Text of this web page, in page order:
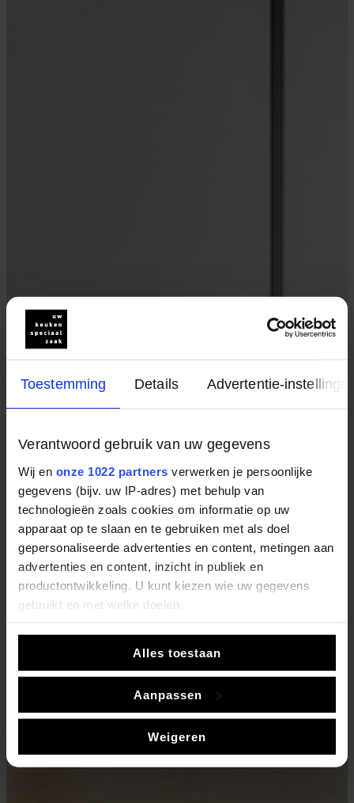
Toestemming Details Advertentie-
Verantwoord gebruik van uw gegevens
Wij en onze 1022 partners verwerken je persoonlijke
gegevens (bijv. uw IP-adres) met behulp van
technologieën zoals cookies om informatie op uw
apparaat op te slaan en te gebruiken met als doel
gepersonaliseerde advertenties en content, metingen aan
advertenties en content, inzicht in publiek en
productontwikkeling. U kunt kiezen wie uw gegevens
gebruikt en met welke doelen.
Uw apparaat identificeren door het actief te scannen
op specifieke eigenschappen (fingerprinting)
Lees meer over hoe uw persoonlijke gegevens worden
Alles toestaan
Aanpassen
Weigeren